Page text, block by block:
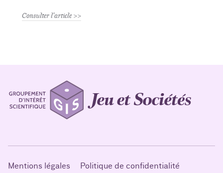
Consulter l'article
Mentions légales
Politique de confidentialité